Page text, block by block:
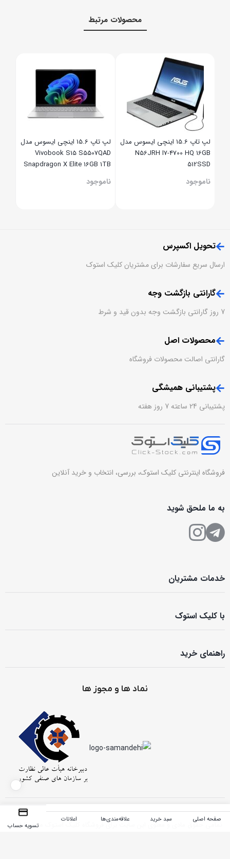
محصولات مرتبط
لپ تاپ 15.6 اینچی ایسوس مدل
Vivobook S15 S5507QAD
Snapdragon X Elite 16GB 1TB
ناموجود
Tuf A15 FA507 Ryzen7-6800H
8GB 512SSD RTX3050 4GB
ناموجود
تحویل اکسپرس
ارسال سریع سفارشات برای مشتریان کلیک استوک
گارانتی بازگشت وجه
7 روز گارانتی بازگشت وجه بدون قید و شرط
محصولات اصل
گارانتی اصالت محصولات فروشگاه
پشتیبانی همیشگی
پشتیبانی 24 ساعته 7 روز هفته
فروشگاه اینترنتی کلیک استوک، بررسی، انتخاب و خرید آنلاین
به ما ملحق شوید
خدمات مشتریان
با کلیک استوک
راهنمای خرید
نماد ها و مجوز ها
تمامی حقوق مادی و معنوی این سایت برای فروشگاه کلیک استوک محفوظ است
صفحه اصلی سبد خرید علاقه‌مندی‌ها اعلانات
تسویه حساب